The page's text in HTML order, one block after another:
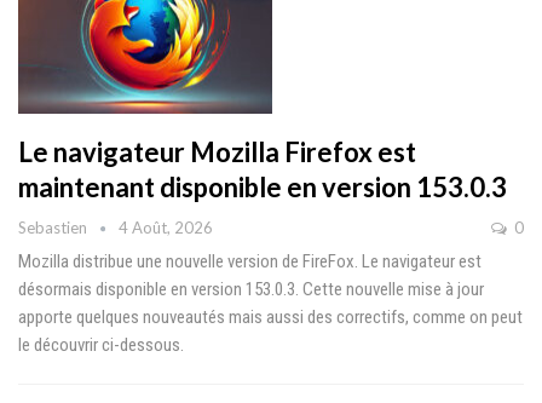
Le navigateur Mozilla Firefox est
maintenant disponible en version 153.0.3
Sebastien 4 Août, 2026 0
Mozilla distribue une nouvelle version de FireFox. Le navigateur est
désormais disponible en version 153.0.3. Cette nouvelle mise à jour
apporte quelques nouveautés mais aussi des correctifs, comme on peut
le découvrir ci-dessous.